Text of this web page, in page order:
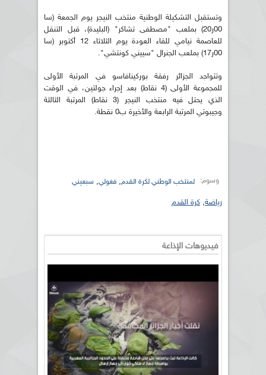
وتستقبل التشكيلة الوطنية منتخب النيجر يوم الجمعة (سا
00ر20) بملعب "مصطفى تشاكر" (البليدة)، قبل التنقل
للعاصمة نيامي للقاء العودة يوم الثلاثاء 12 أكتوبر (سا
00ر17) بملعب الجنرال "سييني كونتشي".
وتتواجد الجزائر رفقة بوركينافاسو في المرتبة الأولى
للمجموعة الأولى (4 نقاط) بعد إجراء جولتين، في الوقت
الذي يحتل فيه منتخب النيجر (3 نقاط) المرتبة الثالثة
وجيبوتي المرتبة الرابعة والأخيرة ب0 نقطة.
وسوم: لمنتخب الوطني لكرة القدم, فغولي, سبعيني
رياضة, كرة القدم
فيديوهات الإذاعة